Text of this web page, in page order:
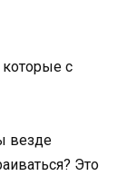
с
везде
Это